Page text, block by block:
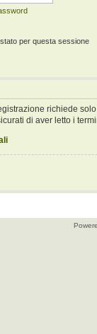
per questa sessione
richiede
di aver letto i